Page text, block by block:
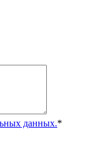
данных.*